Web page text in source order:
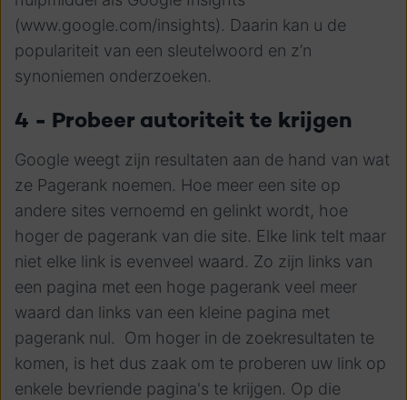
(www.google.com/insights). Daarin kan u de
populariteit van een sleutelwoord en z’n
synoniemen onderzoeken.
4 - Probeer autoriteit te krijgen
Google weegt zijn resultaten aan de hand van wat
ze Pagerank noemen. Hoe meer een site op
andere sites vernoemd en gelinkt wordt, hoe
hoger de pagerank van die site. Elke link telt maar
niet elke link is evenveel waard. Zo zijn links van
een pagina met een hoge pagerank veel meer
waard dan links van een kleine pagina met
pagerank nul. Om hoger in de zoekresultaten te
komen, is het dus zaak om te proberen uw link op
enkele bevriende pagina's te krijgen. Op die